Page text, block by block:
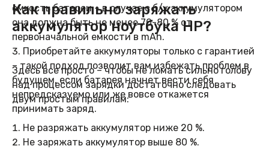
емкость батареи – в случае с б/у аккумулятором
она должна быть не менее 70-80 % от
первоначальной емкости в mAh.
Приобретайте аккумуляторы только с гарантией
– такой подход позволит вам избежать проблем в
будущем, если батарея начнет вести себя
непредсказуемо или же вовсе откажется
принимать заряд.
Как правильно заряжать
аккумулятор ноутбука HP?
Здесь все просто – чтобы не ломать сильно голову
над процессом зарядки достаточно следовать
двум простым правилам:
Не разряжать аккумулятор ниже 20 %.
Не заряжать аккумулятор выше 80 %.